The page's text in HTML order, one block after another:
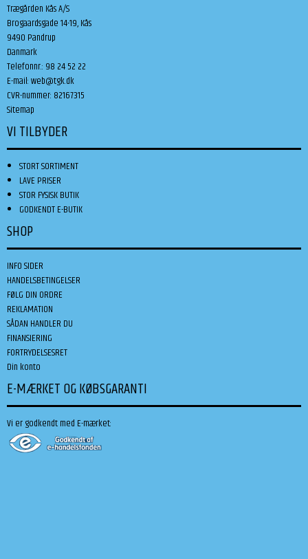
Trægården Kås A/S
Brogaardsgade 14-19, Kås
9490 Pandrup
Danmark
Telefonnr.: 98 24 52 22
E-mail:web@tgk.dk
CVR-nummer: 82167315
Sitemap
VI TILBYDER
STORT SORTIMENT
LAVE PRISER
STOR FYSISK BUTIK
GODKENDT E-BUTIK
SHOP
INFO SIDER
HANDELSBETINGELSER
FØLG DIN ORDRE
REKLAMATION
SÅDAN HANDLER DU
FINANSIERING
FORTRYDELSESRET
Din konto
E-MÆRKET OG KØBSGARANTI
Vi er godkendt med E-mærket: